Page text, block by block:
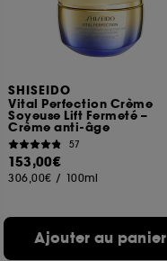
SHISEIDO
Vital Perfection Crème
Soyeuse Lift Fermeté –
Crème anti-âge
57
153,00€
306,00€ / 100ml
Ajouter au panier